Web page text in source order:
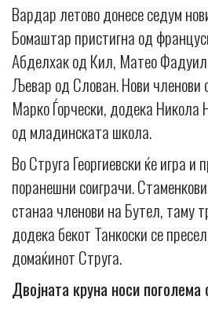
Вардар летово донесе седум
Бомаштар пристигна од
Абделхак од Кил, Матео
Љевар од Слован. Нови членови
Марко Ѓорчески, додека Никола
од младинската школа.
Во Струга Георгиевски ќе игра и
поранешни соиграчи.
станаа членови на Бутел, таму
додека бекот Танкоски се
домаќинот Струга.
Двојната круна носи поголема